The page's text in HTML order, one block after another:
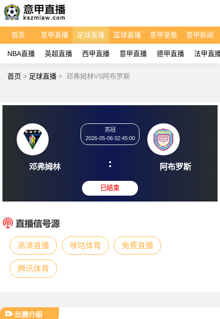
首页 意甲直播 足球直播 篮球直播 意甲录像 意甲新闻
NBA直播 英超直播 西甲直播 意甲直播 德甲直播 法甲直
首页 > 足球直播 > 邓弗姆林VS阿布罗斯
邓弗姆林
2026-05-06 02:45:00
: 阿布
高清直播 咪咕体育 免费直播
腾讯体育
比赛介绍